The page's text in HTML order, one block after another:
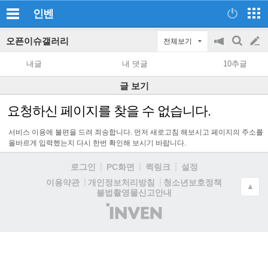
인벤
오픈이슈갤러리 전체보기
공
지
on/off
검
색
글
쓰
기
내글 내 댓글 10추글
글 보기
요청하신 페이지를 찾을 수 없습니다.
서비스 이용에 불편을 드려 죄송합니다. 먼저 새로고침 해보시고 페이지의 주소를
올바르게 입력했는지 다시 한번 확인해 보시기 바랍니다.
로그인 PC화면 퀵링크
설정
이용약관
개인정보처리방침
청소년보호정책
불법촬영물신고안내
(주)
인
▲